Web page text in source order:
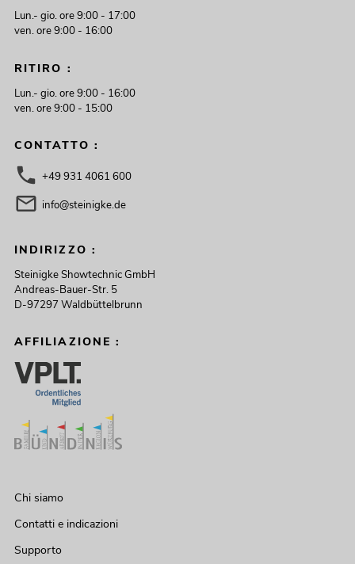
Lun.- gio. ore 9:00 - 17:00
ven. ore 9:00 - 16:00
RITIRO :
Lun.- gio. ore 9:00 - 16:00
ven. ore 9:00 - 15:00
CONTATTO :
+49 931 4061 600
info@steinigke.de
INDIRIZZO :
Steinigke Showtechnic GmbH
Andreas-Bauer-Str. 5
D-97297 Waldbüttelbrunn
AFFILIAZIONE :
Chi siamo
Contatti e indicazioni
Supporto